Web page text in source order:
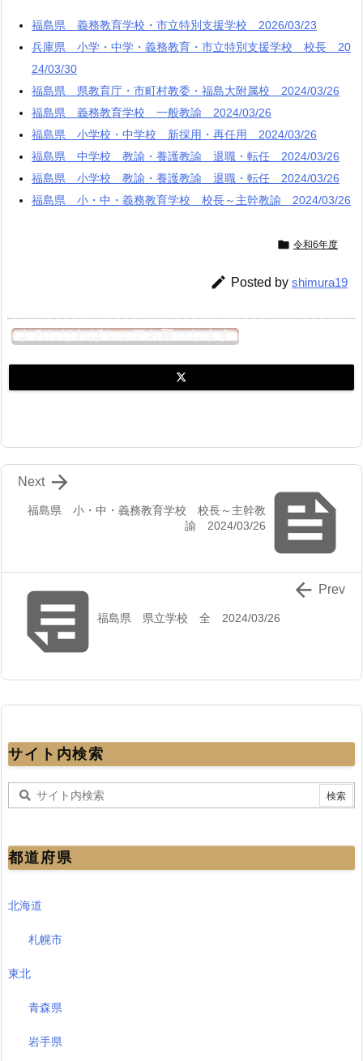
福島県 義務教育学校・市立特別支援学校 2026/03/23
兵庫県 小学・中学・義務教育・市立特別支援学校 校長 20
24/03/30
福島県 県教育庁・市町村教委・福島大附属校 2024/03/26
福島県 義務教育学校 一般教諭 2024/03/26
福島県 小学校・中学校 新採用・再任用 2024/03/26
福島県 中学校 教諭・養護教諭 退職・転任 2024/03/26
福島県 小学校 教諭・養護教諭 退職・転任 2024/03/26
福島県 小・中・義務教育学校 校長～主幹教諭 2024/03/26
 令和6年度
 Posted by shimura19
よろしければシェアお願いします

福島県 小・中・義務教育学校 校長～主幹教
諭 2024/03/26

Next
福島県 県立学校 全 2024/03/26
 Prev
サイト内検索
都道府県
北海道
札幌市
東北
青森県
岩手県